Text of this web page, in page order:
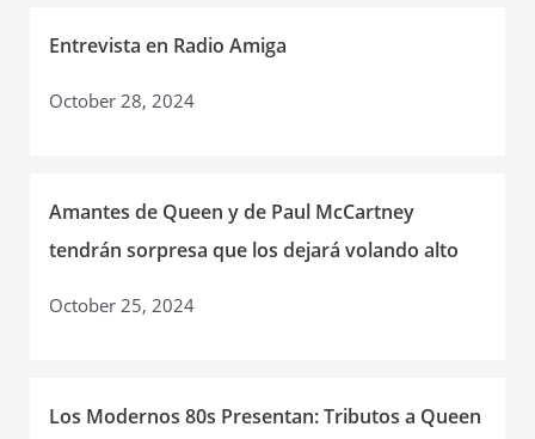
Entrevista en Radio Amiga
October 28, 2024
Amantes de Queen y de Paul McCartney
tendrán sorpresa que los dejará volando alto
October 25, 2024
Los Modernos 80s Presentan: Tributos a Queen